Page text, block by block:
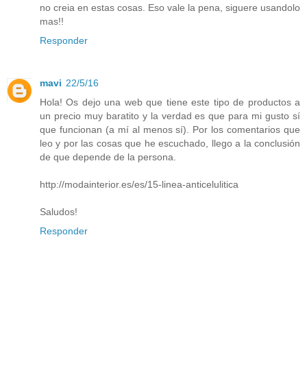
no creia en estas cosas. Eso vale la pena, siguere usandolo
mas!!
Responder
mavi 22/5/16
Hola! Os dejo una web que tiene este tipo de productos a
un precio muy baratito y la verdad es que para mi gusto sí
que funcionan (a mí al menos sí). Por los comentarios que
leo y por las cosas que he escuchado, llego a la conclusión
de que depende de la persona.
http://modainterior.es/es/15-linea-anticelulitica
Saludos!
Responder